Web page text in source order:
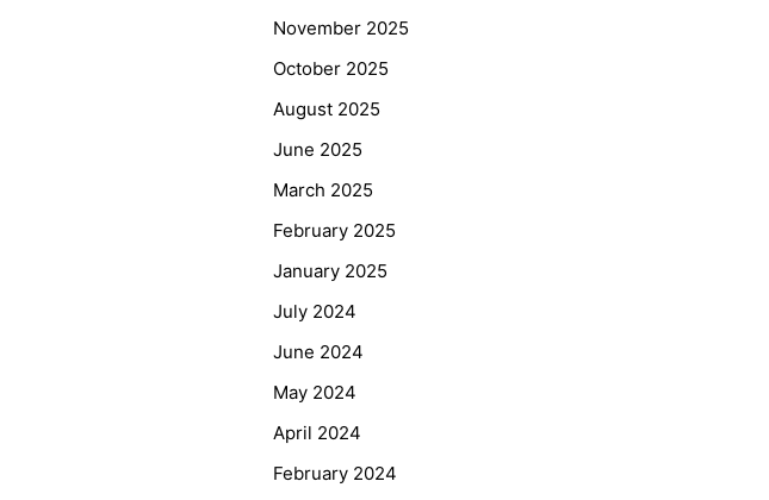
November 2025
October 2025
August 2025
June 2025
March 2025
February 2025
January 2025
July 2024
June 2024
May 2024
April 2024
February 2024